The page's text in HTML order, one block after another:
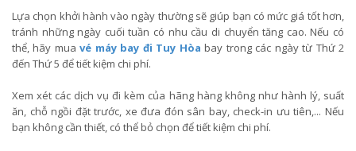
Lựa chọn khởi hành vào ngày thường sẽ giúp bạn có mức giá tốt hơn,
tránh những ngày cuối tuần có nhu cầu di chuyển tăng cao. Nếu có
thể, hãy muavé máy bay đi Tuy Hòa bay trong các ngày từ Thứ 2
đến Thứ 5 để tiết kiệm chi phí.
Xem xét các dịch vụ đi kèm của hãng hàng không như hành lý, suất
ăn, chỗ ngồi đặt trước, xe đưa đón sân bay, check-in ưu tiên,... Nếu
bạn không cần thiết, có thể bỏ chọn để tiết kiệm chi phí.